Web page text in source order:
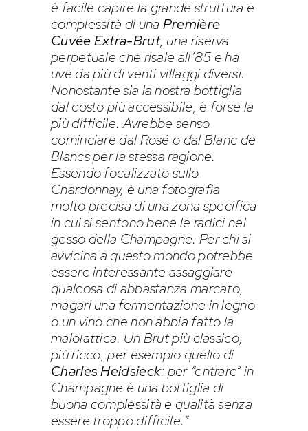
è facile capire la grande struttura e
complessità di una Première
Cuvée Extra-Brut, una riserva
perpetuale che risale all’85 e ha
uve da più di venti villaggi diversi.
Nonostante sia la nostra bottiglia
dal costo più accessibile, è forse la
più difficile. Avrebbe senso
cominciare dal Rosé o dal Blanc de
Blancs per la stessa ragione.
Essendo focalizzato sullo
Chardonnay, è una fotografia
molto precisa di una zona specifica
in cui si sentono bene le radici nel
gesso della Champagne. Per chi si
avvicina a questo mondo potrebbe
essere interessante assaggiare
qualcosa di abbastanza marcato,
magari una fermentazione in legno
o un vino che non abbia fatto la
malolattica. Un Brut più classico,
più ricco, per esempio quello di
Charles Heidsieck: per “entrare” in
Champagne è una bottiglia di
buona complessità e qualità senza
essere troppo difficile.”